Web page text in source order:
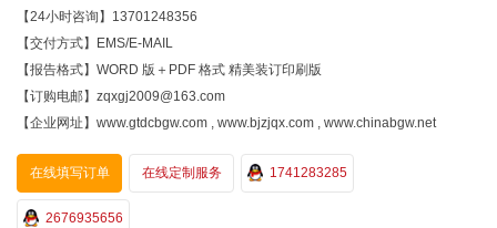
【24小时咨询】13701248356
【交付方式】EMS/E-MAIL
【报告格式】WORD 版＋PDF 格式 精美装订印刷版
【订购电邮】zqxgj2009@163.com
【企业网址】www.gtdcbgw.com , www.bjzjqx.com , www.chinabgw.net
在线填写订单 在线定制服务 1741283285
2676935656